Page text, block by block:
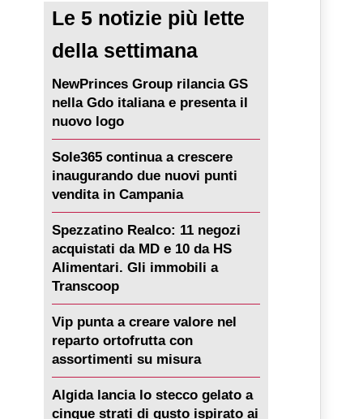
Le 5 notizie più lette
della settimana
NewPrinces Group rilancia GS
nella Gdo italiana e presenta il
nuovo logo
Sole365 continua a crescere
inaugurando due nuovi punti
vendita in Campania
Spezzatino Realco: 11 negozi
acquistati da MD e 10 da HS
Alimentari. Gli immobili a
Transcoop
Vip punta a creare valore nel
reparto ortofrutta con
assortimenti su misura
Algida lancia lo stecco gelato a
cinque strati di gusto ispirato ai